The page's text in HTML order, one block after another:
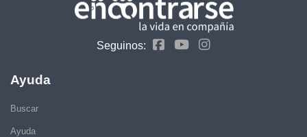
Seguinos:
Ayuda
Buscar
Ayuda